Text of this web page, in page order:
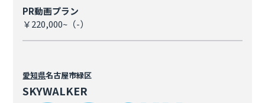
PR動画プラン
￥220,000~（-）
愛知県名古屋市緑区
SKYWALKER